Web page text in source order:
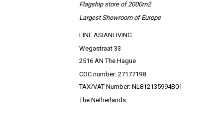
Flagship store of 2000m2
Largest Showroom of Europe
FINE ASIANLIVING
Wegastraat 33
2516 AN The Hague
COC number: 27177198
TAX/VAT Number: NL812135994B01
The Netherlands